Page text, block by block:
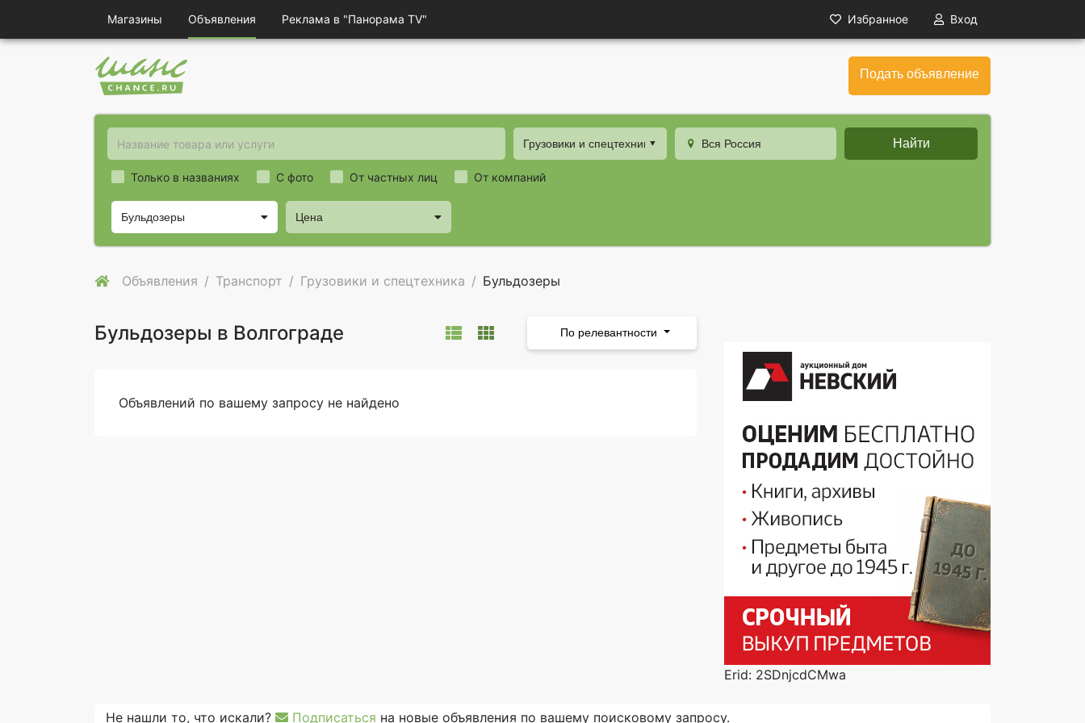
Магазины Объявления Реклама в "Панорама TV" Избранное Вход
Подать объявление
Грузовики и спецтехника Вся Россия Найти
Только в названиях
Бульдозеры Цена
С фото От частных лиц От компаний
Объявления Транспорт Грузовики и спецтехника Бульдозеры
Бульдозеры в Волгограде По релевантности
Объявлений по вашему запросу не найдено
Erid: 2SDnjcdCMwa
Не нашли то, что искали? Подписаться на новые объявления по вашему поисковому запросу.